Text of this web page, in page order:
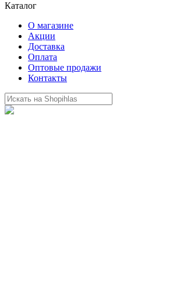
Каталог
О магазине
Акции
Доставка
Оплата
Оптовые продажи
Контакты